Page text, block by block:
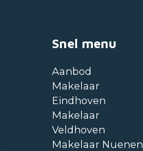
Snel menu
Aanbod
Makelaar
Eindhoven
Makelaar
Veldhoven
Makelaar Nuenen